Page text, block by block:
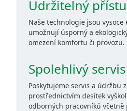
Udržitelný
Naše technologie jsou vysoce
umožnují úsporný a
omezení komfortu či provozu.
Spolehlivý servis
Poskytujeme servis a údržbu
prostřednictvím desítek
odborných pracovníků včetně